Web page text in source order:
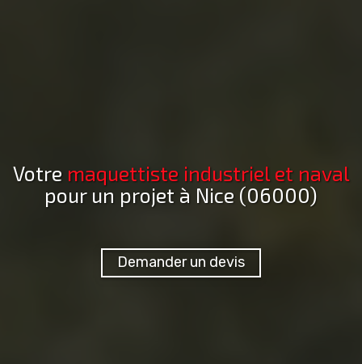
Votre maquettiste industriel et naval
pour un projet à Nice (06000)
Demander un devis